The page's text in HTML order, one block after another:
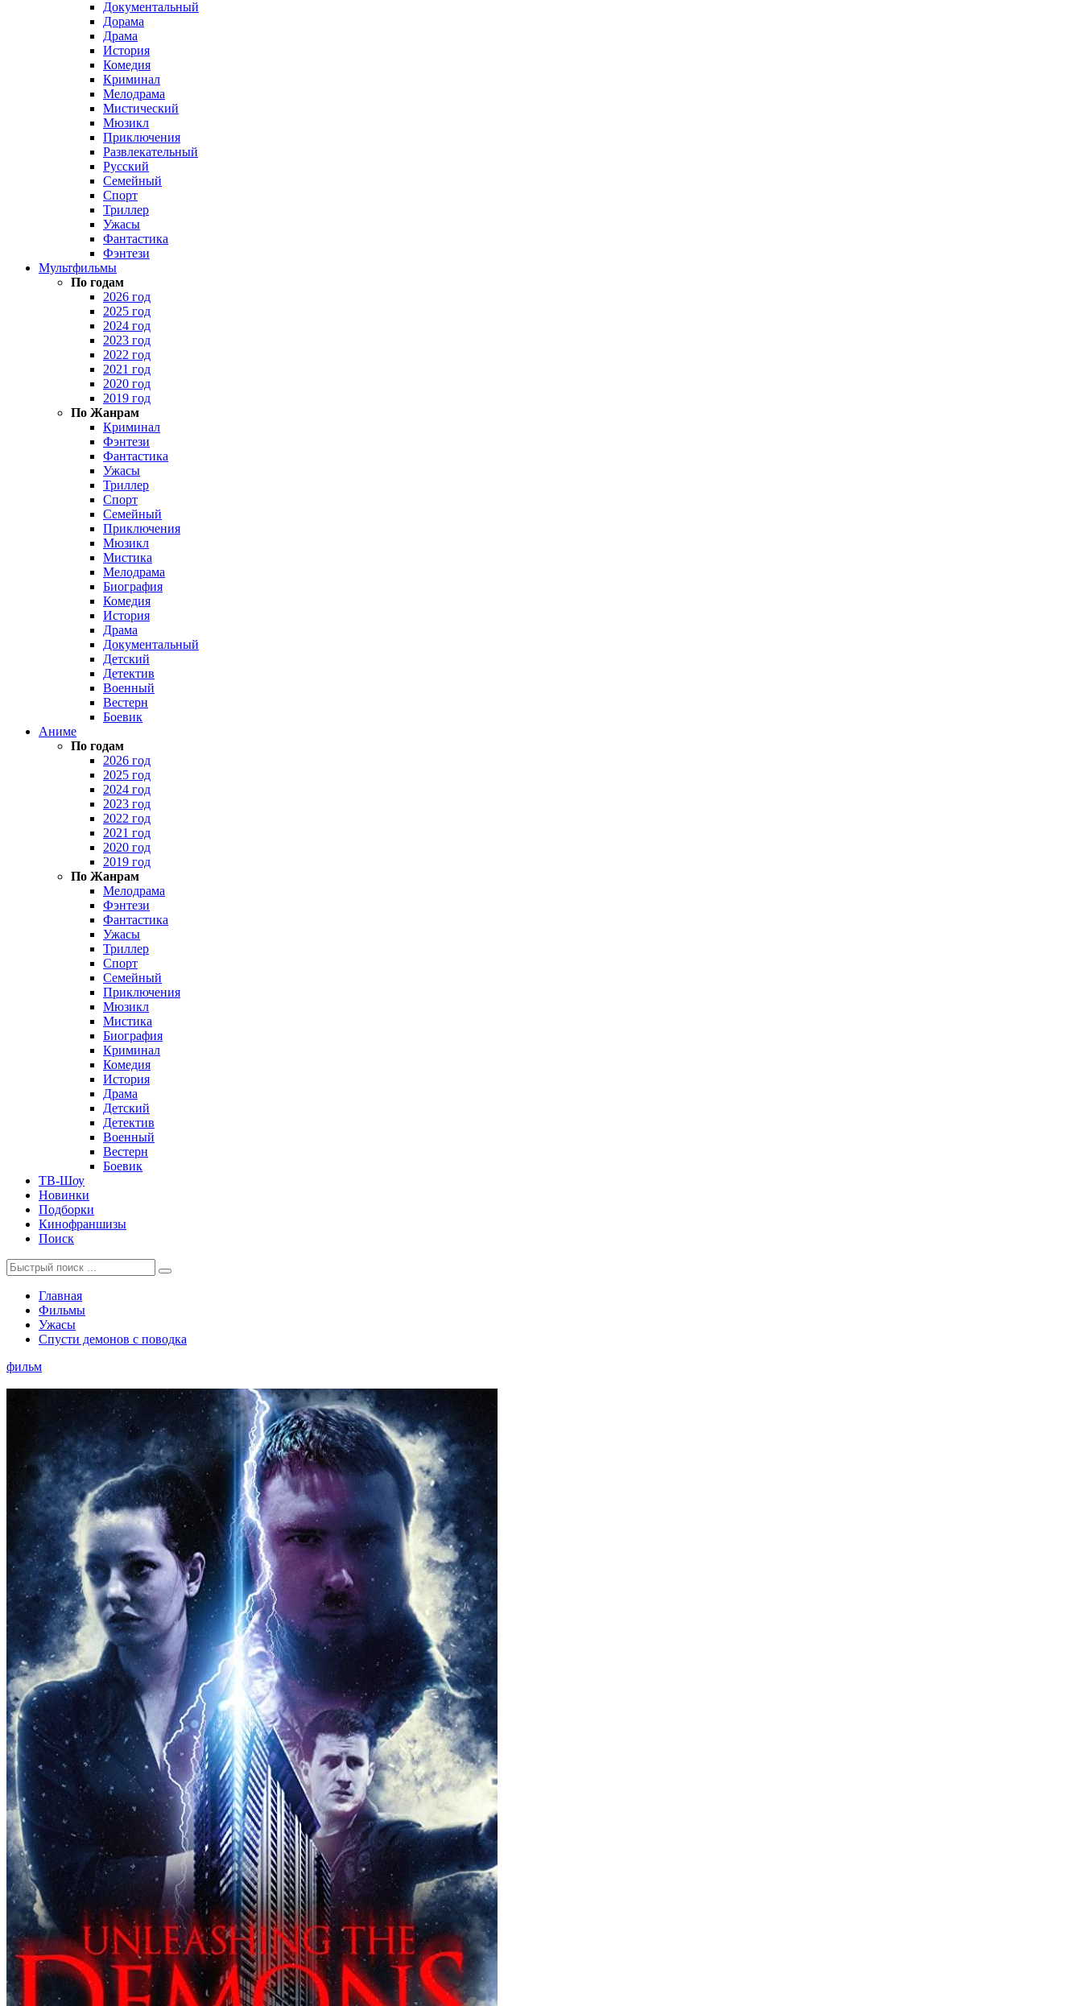
Документальный
Дорама
Драма
История
Комедия
Криминал
Мелодрама
Мистический
Мюзикл
Приключения
Развлекательный
Русский
Семейный
Спорт
Триллер
Ужасы
Фантастика
Фэнтези
Мультфильмы
По годам
2026 год
2025 год
2024 год
2023 год
2022 год
2021 год
2020 год
2019 год
По Жанрам
Криминал
Фэнтези
Фантастика
Ужасы
Триллер
Спорт
Семейный
Приключения
Мюзикл
Мистика
Мелодрама
Биография
Комедия
История
Драма
Документальный
Детский
Детектив
Военный
Вестерн
Боевик
Аниме
По годам
2026 год
2025 год
2024 год
2023 год
2022 год
2021 год
2020 год
2019 год
По Жанрам
Мелодрама
Фэнтези
Фантастика
Ужасы
Триллер
Спорт
Семейный
Приключения
Мюзикл
Мистика
Биография
Криминал
Комедия
История
Драма
Детский
Детектив
Военный
Вестерн
Боевик
ТВ-Шоу
Новинки
Подборки
Кинофраншизы
Поиск
Главная
Фильмы
Ужасы
Спусти демонов с поводка
фильм